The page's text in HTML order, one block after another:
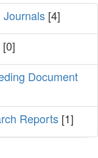
[4]
[0]
Document
Reports [1]